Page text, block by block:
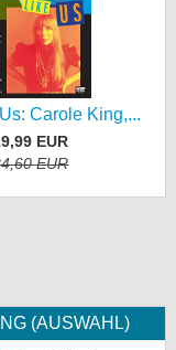
Carole King,...
EUR
EUR
(AUSWAHL)